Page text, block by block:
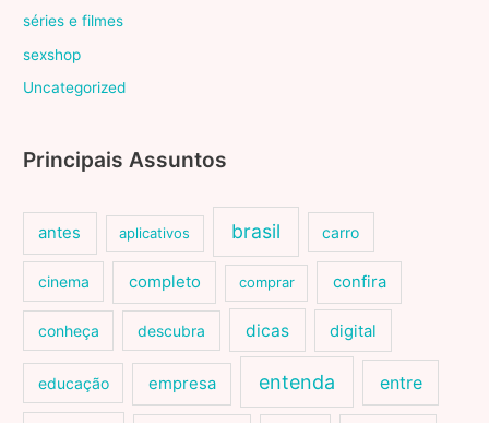
séries e filmes
sexshop
Uncategorized
Principais Assuntos
antes aplicativos brasil carro
cinema completo comprar confira
conheça descubra dicas digital
educação empresa entenda entre